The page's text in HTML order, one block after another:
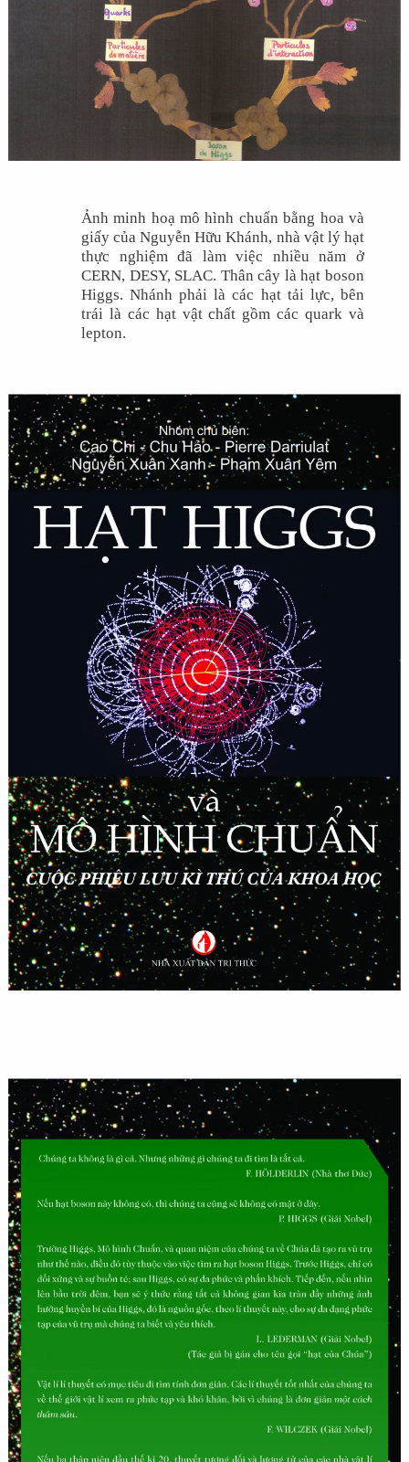
Ảnh minh hoạ mô hình chuẩn bằng hoa và
giấy của Nguyễn Hữu Khánh, nhà vật lý hạt
thực nghiệm đã làm việc nhiều năm ở
CERN, DESY, SLAC. Thân cây là hạt boson
Higgs. Nhánh phải là các hạt tải lực, bên
trái là các hạt vật chất gồm các quark và
lepton.